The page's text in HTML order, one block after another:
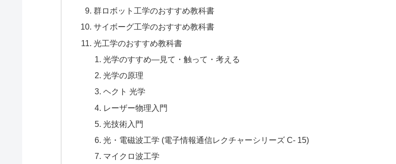
群ロボット工学のおすすめ教科書
サイボーグ工学のおすすめ教科書
光工学のおすすめ教科書
光学のすすめ―見て・触って・考える
光学の原理
ヘクト 光学
レーザー物理入門
光技術入門
光・電磁波工学 (電子情報通信レクチャーシリーズ C- 15)
マイクロ波工学